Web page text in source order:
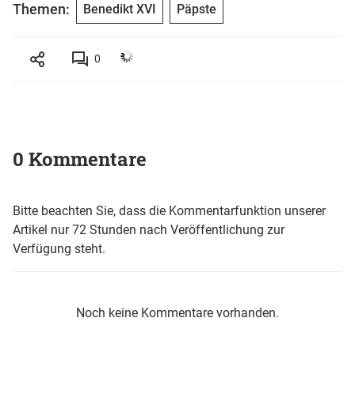
Themen: Benedikt XVI Päpste
0
0 Kommentare
Bitte beachten Sie, dass die Kommentarfunktion unserer
Artikel nur 72 Stunden nach Veröffentlichung zur
Verfügung steht.
Noch keine Kommentare vorhanden.